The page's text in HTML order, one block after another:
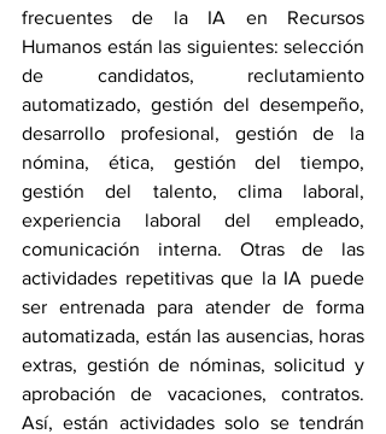
frecuentes de la IA en Recursos
Humanos están las siguientes: selección
de candidatos, reclutamiento
automatizado, gestión del desempeño,
desarrollo profesional, gestión de la
nómina, ética, gestión del tiempo,
gestión del talento, clima laboral,
experiencia laboral del empleado,
comunicación interna. Otras de las
actividades repetitivas que la IA puede
ser entrenada para atender de forma
automatizada, están las ausencias, horas
extras, gestión de nóminas, solicitud y
aprobación de vacaciones, contratos.
Así, están actividades solo se tendrán